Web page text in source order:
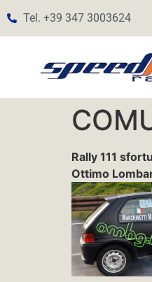
Tel. +39 347 3003624
Rally 111
Ottimo